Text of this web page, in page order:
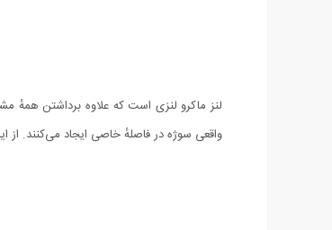
لنز ماکرو لنزی است که علاوه برداشتن همهٔ
واقعی سوژه در فاصلهٔ خاصی ایجاد می‌کنند.